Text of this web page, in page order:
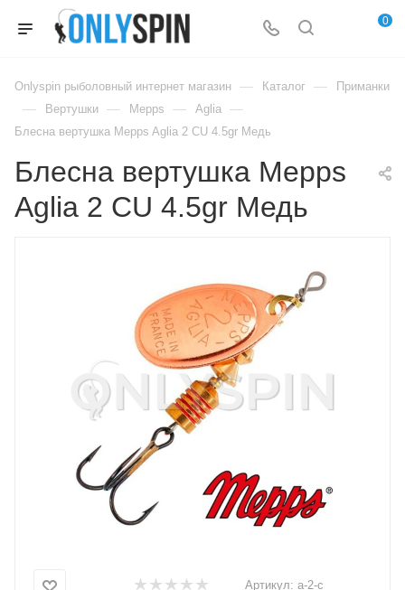
0
Onlyspin рыболовный интернет магазин — Каталог — Приманки
— Вертушки — Mepps — Aglia —
Блесна вертушка Mepps Aglia 2 CU 4.5gr Медь
Блесна вертушка Mepps
Aglia 2 CU 4.5gr Медь
Артикул: a-2-c